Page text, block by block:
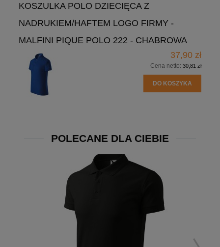
KOSZULKA POLO DZIECIĘCA Z
NADRUKIEM/HAFTEM LOGO FIRMY -
MALFINI PIQUE POLO 222 - CHABROWA
37,90 zł
Cena netto: 30,81 zł
DO KOSZYKA
POLECANE DLA CIEBIE